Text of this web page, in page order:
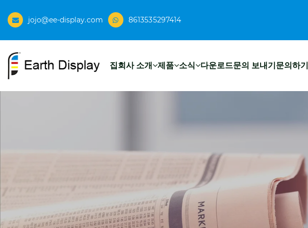
jojo@ee-display.com 8613535297414
집회사 소개 제품 소식 다운로드문의 보내기문의하기